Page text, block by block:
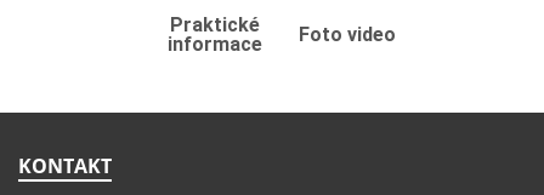
Praktické
informace
Foto video
KONTAKT